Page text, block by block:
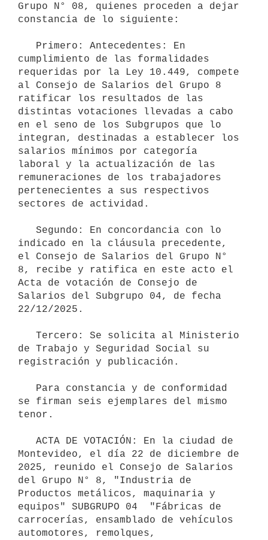
Grupo N° 08, quienes proceden a dejar
constancia de lo siguiente:
cumplimiento de las formalidades
requeridas por la Ley 10.449, compete
al Consejo de Salarios del Grupo 8
ratificar los resultados de las
distintas votaciones llevadas a cabo
en el seno de los Subgrupos que lo
integran, destinadas a establecer los
salarios mínimos por categoría
laboral y la actualización de las
remuneraciones de los trabajadores
pertenecientes a sus respectivos
sectores de actividad.
indicado en la cláusula precedente,
el Consejo de Salarios del Grupo N°
8, recibe y ratifica en este acto el
Acta de votación de Consejo de
Salarios del Subgrupo 04, de fecha
22/12/2025.
de Trabajo y Seguridad Social su
registración y publicación.
se firman seis ejemplares del mismo
tenor.
Montevideo, el día 22 de diciembre de
2025, reunido el Consejo de Salarios
del Grupo N° 8, "Industria de
Productos metálicos, maquinaria y
equipos" SUBGRUPO 04  "Fábricas de
carrocerías, ensamblado de vehículos
automotores, remolques,